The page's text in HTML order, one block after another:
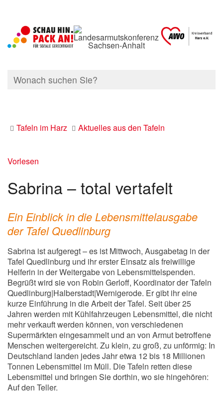
Tafeln im Harz Aktuelles aus den Tafeln
Vorlesen
Sabrina – total vertafelt
Ein Einblick in die Lebensmittelausgabe
der Tafel Quedlinburg
Sabrina ist aufgeregt – es ist Mittwoch, Ausgabetag in der
Tafel Quedlinburg und ihr erster Einsatz als freiwillige
Helferin in der Weitergabe von Lebensmittelspenden.
Begrüßt wird sie von Robin Gerloff, Koordinator der Tafeln
Quedlinburg|Halberstadt|Wernigerode. Er gibt ihr eine
kurze Einführung in die Arbeit der Tafel. Seit über 25
Jahren werden mit Kühlfahrzeugen Lebensmittel, die nicht
mehr verkauft werden können, von verschiedenen
Supermärkten eingesammelt und an von Armut betroffene
Menschen weitergereicht. Zu klein, zu groß, zu unförmig: In
Deutschland landen jedes Jahr etwa 12 bis 18 Millionen
Tonnen Lebensmittel im Müll. Die Tafeln retten diese
Lebensmittel und bringen Sie dorthin, wo sie hingehören:
Auf den Teller.